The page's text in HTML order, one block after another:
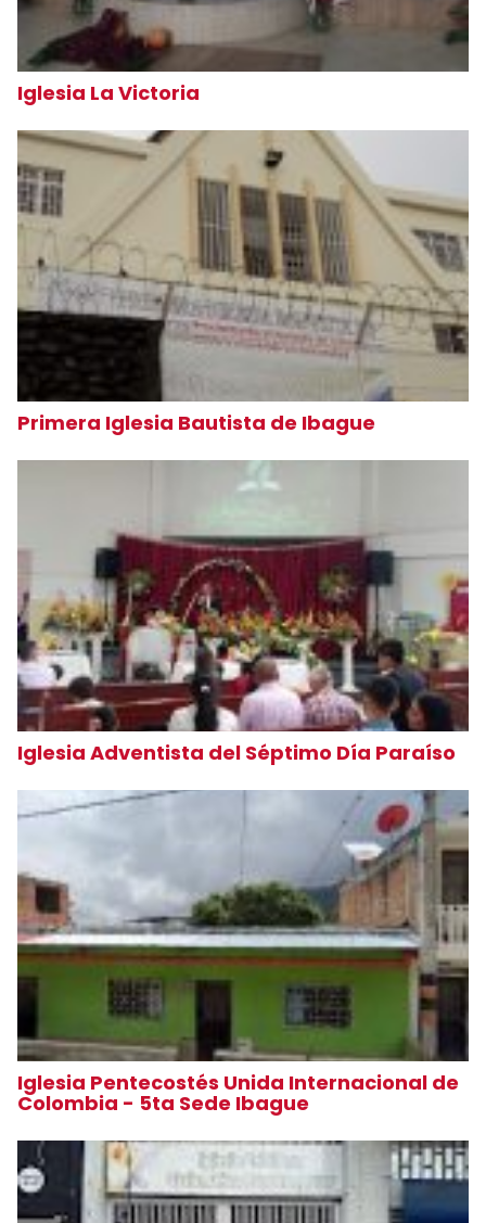
Iglesia La Victoria
Primera Iglesia Bautista de Ibague
Iglesia Adventista del Séptimo Día Paraíso
Iglesia Pentecostés Unida Internacional de
Colombia - 5ta Sede Ibague